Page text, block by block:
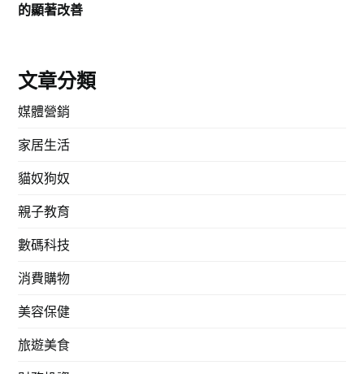
的顯著改善
文章分類
媒體營銷
家居生活
貓奴狗奴
親子教育
數碼科技
消費購物
美容保健
旅遊美食